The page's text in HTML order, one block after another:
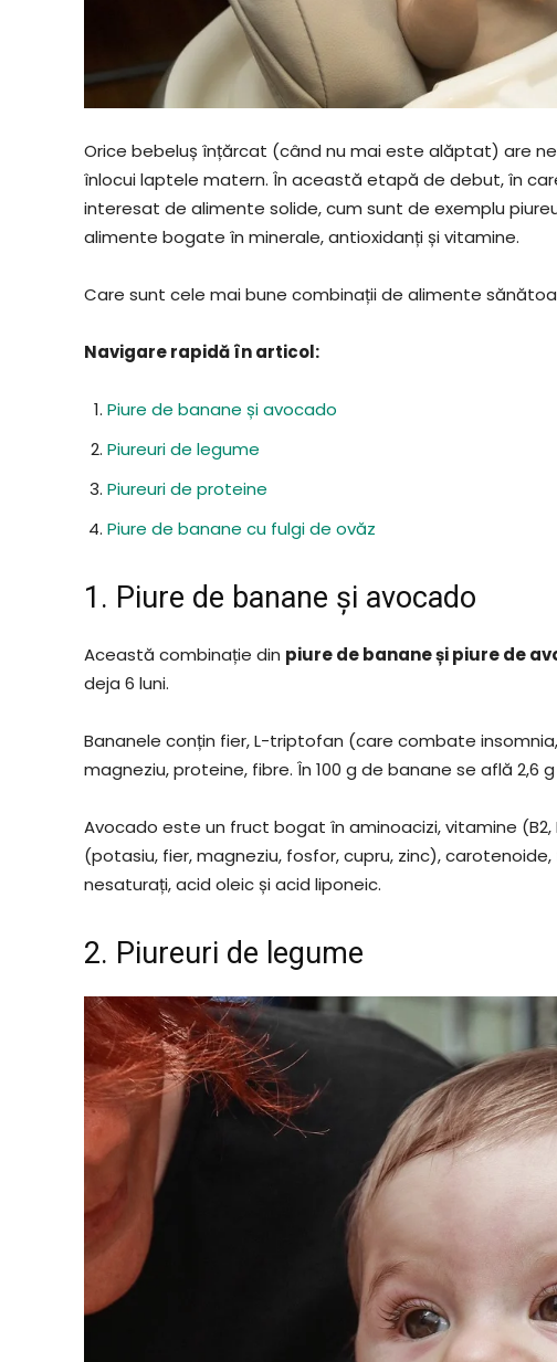
Orice bebeluș înțărcat (când nu mai este alăptat) are
înlocui laptele matern. În această etapă de debut, în
interesat de alimente solide, cum sunt de exemplu
alimente bogate în minerale, antioxidanți și vitamine.
Care sunt cele mai bune combinații de alimente
Navigare rapidă în articol:
Piure de banane și avocado
Piureuri de legume
Piureuri de proteine
Piure de banane cu fulgi de ovăz
1. Piure de banane și avocado
Această combinație din piure de banane și piure de
deja 6 luni.
Bananele conțin fier, L-triptofan (care combate
magneziu, proteine, fibre. În 100 g de banane se află 2,6
Avocado este un fruct bogat în aminoacizi, vitamine (B2,
(potasiu, fier, magneziu, fosfor, cupru, zinc),
nesaturați, acid oleic și acid liponeic.
2. Piureuri de legume